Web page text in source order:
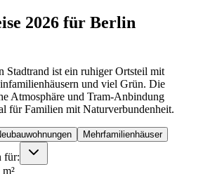
2026 für Berlin
Stadtrand ist ein ruhiger Ortsteil mit
und viel Grün. Die
Atmosphäre und Tram-Anbindung
für Familien mit Naturverbundenheit.
Mehrfamilienhäuser
für: